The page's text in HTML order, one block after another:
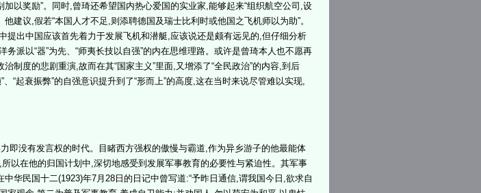
加以奖励”。同时,曾琦还希望国内热心爱国的实业家,能够起来“组织航空公司,设
建议,假若“本国人才不足,则添聘德国及瑞士比利时或他国之飞机师以为助”。
提出中国应该首先着力于发展飞机和潜艇,应该说还是颇有远见的,但仔细分析
务派以“器”为先、“师夷长技以自强”的内在思维理路。或许是曾琦本人也不愿再
制度的悲剧重演,故而在其“国家主义”里面,又增添了“全民政治”的内容,到后
、“起衰振弊”的自强意识提升到了“形而上”的高度,这在当时来说尽管难以实现,
即没有发言权的时代。目睹西方强权的傲慢与霸道,作为异乡游子的他最能体
以在他的归国计划中,深切地感受到发展军事教育的必要性与紧迫性。其军事
中华民国十二(1923)年7月28日的日记中曾写道:“予昨日通信,谓我国今日,欲求自